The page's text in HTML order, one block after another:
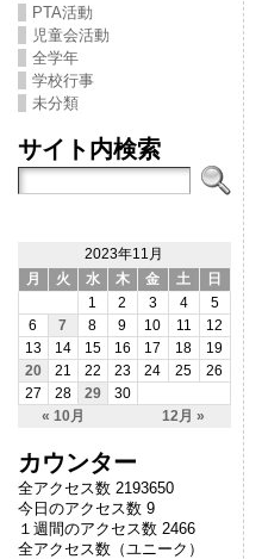
PTA活動
児童会活動
全学年
学校行事
未分類
サイト内検索
2023年11月
月
火 水 木 金 土 日
« 10月 12月 »
1 2 3 4
5
6
7 8 9 10 11
12
13
14 15 16 17 18
19
20
21 22 23 24 25
26
27
28 29 30
カウンター
全アクセス数 2193650
今日のアクセス数 9
１週間のアクセス数 2466
全アクセス数（ユニーク）